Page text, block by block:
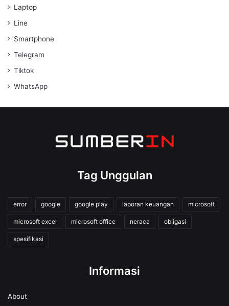
Laptop
Line
Smartphone
Telegram
Tiktok
WhatsApp
Tag Unggulan
error google google play laporan keuangan microsoft
microsoft excel microsoft office neraca obligasi
spesifikasi
Informasi
About